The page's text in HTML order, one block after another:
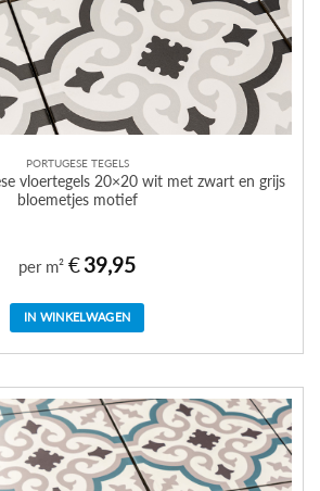
PORTUGESE TEGELS
vloertegels 20×20 wit met zwart en grijs
bloemetjes motief
per m² €39,95
IN WINKELWAGEN